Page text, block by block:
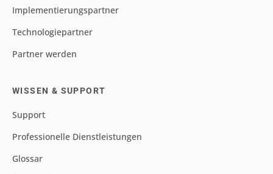
Implementierungspartner
Technologiepartner
Partner werden
WISSEN & SUPPORT
Support
Professionelle Dienstleistungen
Glossar